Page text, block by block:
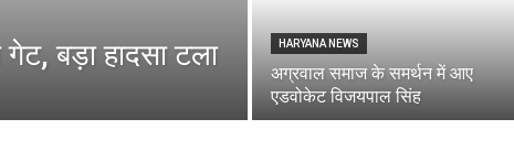
बड़ा हादसा टला HARYANA NEWS
अग्रवाल समाज के समर्थन में आए
एडवोकेट विजयपाल सिंह